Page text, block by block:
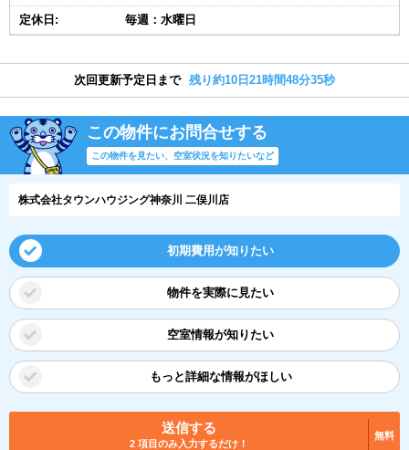
定休日: 毎週：水曜日
次回更新予定日まで 残り約10日21時間48分34秒
この物件にお問合せする
この物件を見たい、空室状況を知りたいなど
株式会社タウンハウジング神奈川 二俣川店
初期費用が知りたい
物件を実際に見たい
空室情報が知りたい
もっと詳細な情報がほしい
送信する
2 項目のみ入力するだけ！
無料